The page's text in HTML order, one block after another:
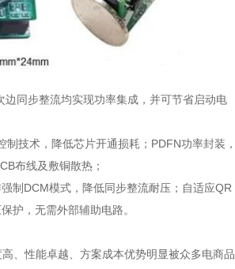
边同步整流均实现功率集成，并可节省启动电
制技术，降低芯片开通损耗；PDFN功率封装，
布线及敷铜散热；
制DCM模式，降低同步整流耐压；自适应QR
护，无需外部辅助电路。
性能卓越、方案成本优势明显被众多电商品